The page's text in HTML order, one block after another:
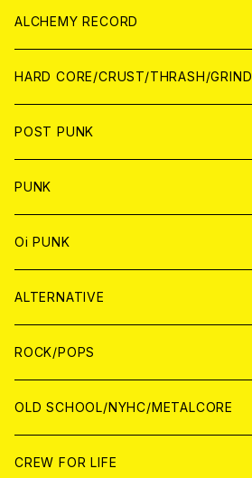
PATCH
アナログ
DIGITAL CONTENTS
ALCHEMY RECORD
CD
ANALOG
HARD CORE/CRUST/THRASH/GRIND
JAPAN
CD
ANALOG
WORLD
CD
ANALOG
POST PUNK
CD
JAPAN
WORLD
ANALOG
JAPAN
WORLD
PUNK
JAPAN
CD
ANALOG
WORLD
CD
ANALOG
Oi PUNK
JAPAN
CD
ANALOG
WOLRD
CD
ANALOG
ALTERNATIVE
JAPAN
CD
ANALOG
WORLD
CD
ROCK/POPS
JAPAN
CD
WORLD
OLD SCHOOL/NYHC/METALCORE
JAPAN
CREW FOR LIFE